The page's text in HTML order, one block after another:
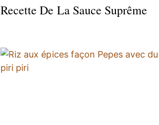
Recette De La Sauce Suprême